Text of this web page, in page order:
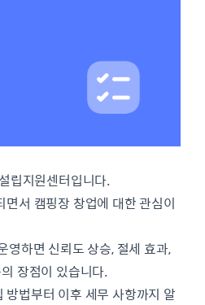
립지원센터입니다.
서 캠핑장 창업에 대한 관심이
영하면 신뢰도 상승, 절세 효과,
장점이 있습니다.
법부터 이후 세무 사항까지 알